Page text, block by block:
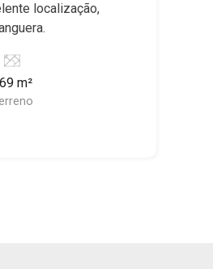
localização,
m²